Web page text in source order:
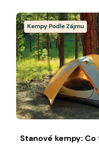
Kempy Podle Zájmu
Stanové kempy: Co